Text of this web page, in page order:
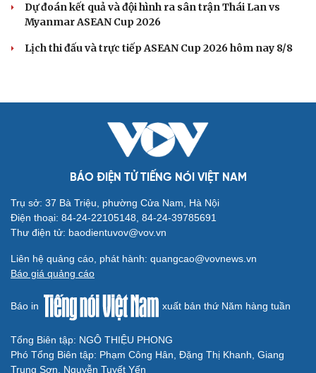
Dự đoán kết quả và đội hình ra sân trận Thái Lan vs
Myanmar ASEAN Cup 2026
Lịch thi đấu và trực tiếp ASEAN Cup 2026 hôm nay 8/8
BÁO ĐIỆN TỬ TIẾNG NÓI VIỆT NAM
Trụ sở: 37 Bà Triệu, phường Cửa Nam, Hà Nội
Điện thoại: 84-24-22105148, 84-24-39785691
Thư điện tử: baodientuvov@vov.vn
Liên hệ quảng cáo, phát hành: quangcao@vovnews.vn
Báo giá quảng cáo
Báo in xuất bản thứ Năm hàng tuần
Tổng Biên tập: NGÔ THIỆU PHONG
Phó Tổng Biên tập: Phạm Công Hân, Đặng Thị Khanh, Giang
Trung Sơn, Nguyễn Tuyết Yến